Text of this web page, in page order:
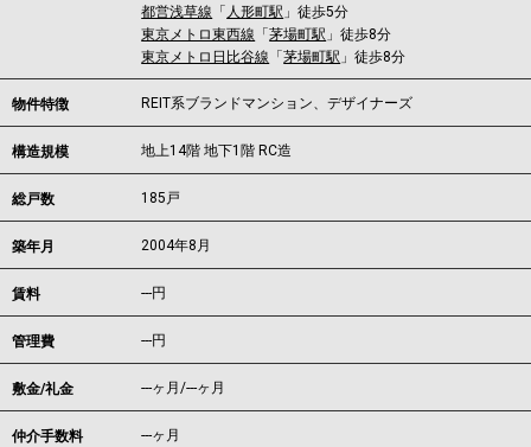
都営浅草線 「 人形町駅 」徒歩5分
東京メトロ東西線 「茅場町駅 」徒歩8分
東京メトロ日比谷線 「茅場町駅 」徒歩8分
物件特徴 REIT系ブランドマンション、デザイナーズ
構造規模 地上14階 地下1階 RC造
総戸数 185戸
築年月 2004年8月
賃料 ---円
管理費 ---円
敷金/礼金 ---ヶ月/---ヶ月
仲介手数料 ---ヶ月